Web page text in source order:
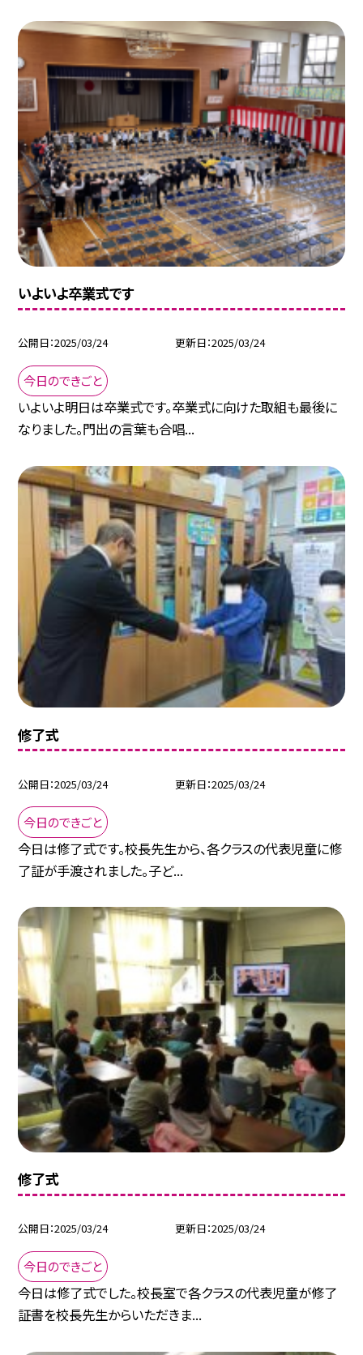
いよいよ卒業式です
公開日 2025/03/24 更新日 2025/03/24
今日のできごと
いよいよ明日は卒業式です。卒業式に向けた取組も最後に
なりました。門出の言葉も合唱...
修了式
公開日 2025/03/24 更新日 2025/03/24
今日のできごと
今日は修了式です。校長先生から、各クラスの代表児童に修
了証が手渡されました。子ど...
修了式
公開日 2025/03/24 更新日 2025/03/24
今日のできごと
今日は修了式でした。校長室で各クラスの代表児童が修了
証書を校長先生からいただきま...